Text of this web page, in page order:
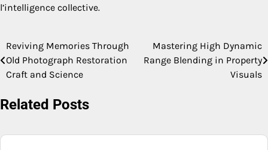
l’intelligence collective.
Post
navigation
Reviving Memories Through
Old Photograph Restoration
Craft and Science
Mastering High Dynamic
Range Blending in Property
Visuals
Related Posts